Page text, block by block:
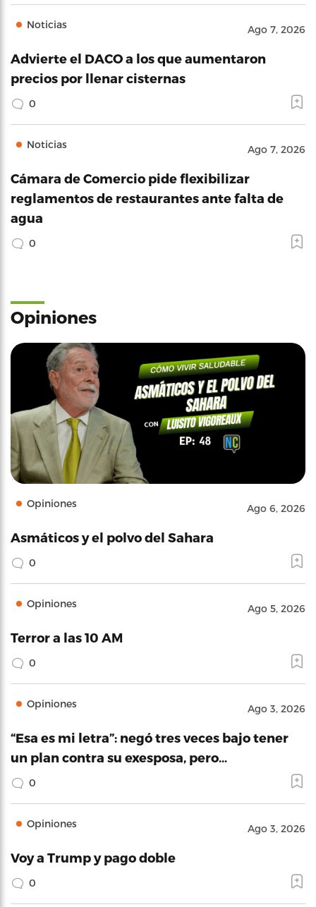
Noticias Ago 7, 2026
Advierte el DACO a los que aumentaron
precios por llenar cisternas
0
Noticias Ago 7, 2026
Cámara de Comercio pide flexibilizar
reglamentos de restaurantes ante falta de
agua
0
Opiniones
Opiniones Ago 6, 2026
Asmáticos y el polvo del Sahara
0
Opiniones Ago 5, 2026
Terror a las 10 AM
0
Opiniones Ago 3, 2026
“Esa es mi letra”: negó tres veces bajo tener
un plan contra su exesposa, pero…
0
Opiniones Ago 3, 2026
Voy a Trump y pago doble
0